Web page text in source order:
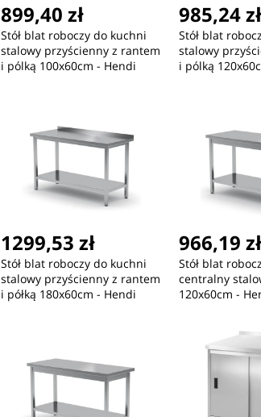
899,40 zł
Stół blat roboczy do kuchni
stalowy przyścienny z rantem
i pólką 100x60cm - Hendi
985,24 zł
Stół blat
stalowy
i pólką
1299,53 zł
Stół blat roboczy do kuchni
stalowy przyścienny z rantem
i półką 180x60cm - Hendi
966,19 zł
Stół blat
centralny
120x60cm -